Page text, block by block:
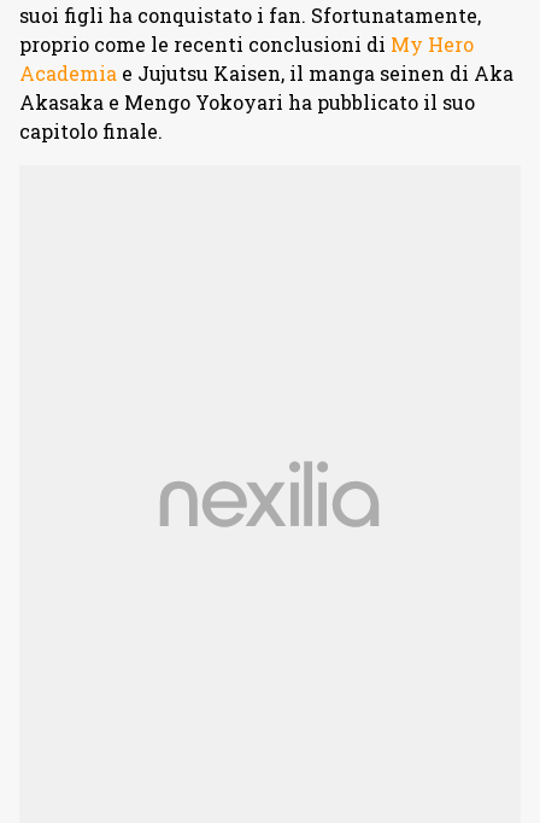
suoi figli ha conquistato i fan. Sfortunatamente,
proprio come le recenti conclusioni di My Hero
Academia e Jujutsu Kaisen, il manga seinen di Aka
Akasaka e Mengo Yokoyari ha pubblicato il suo
capitolo finale.